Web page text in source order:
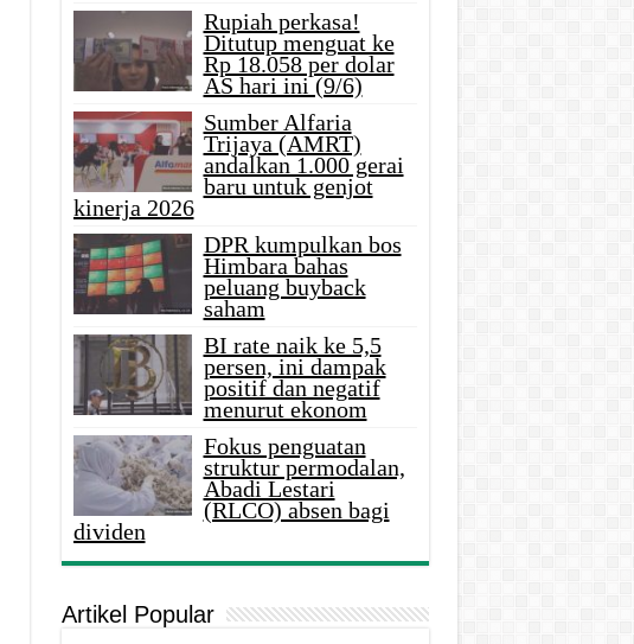
Rupiah perkasa!
Ditutup menguat ke
Rp 18.058 per dolar
AS hari ini (9/6)
Sumber Alfaria
Trijaya (AMRT)
andalkan 1.000 gerai
baru untuk genjot
kinerja 2026
DPR kumpulkan bos
Himbara bahas
peluang buyback
saham
BI rate naik ke 5,5
persen, ini dampak
positif dan negatif
menurut ekonom
Fokus penguatan
struktur permodalan,
Abadi Lestari
(RLCO) absen bagi
dividen
Artikel Popular